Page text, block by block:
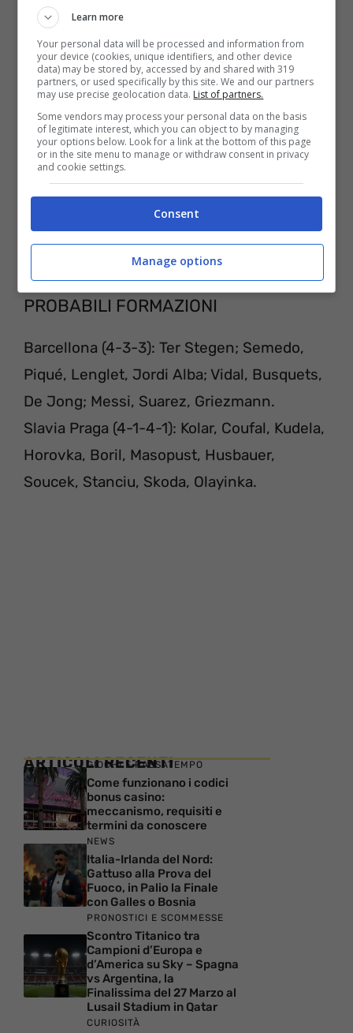
abbonamento.
BARCELLONA-SLAVIA PRAGA
PROBABILI FORMAZIONI
Barcellona (4-3-3): Ter Stegen; Semedo,
Piqué, Lenglet, Jordi Alba; Vidal, Busquets,
De Jong; Messi, Suarez, Griezmann.
Slavia Praga (4-1-4-1): Kolar, Coufal, Kudela,
Horovka, Boril, Masopust, Husbauer,
Soucek, Stanciu, Skoda, Olayinka.
ARTICOLI RECENTI
GIOCHI E PASSATEMPO
Come funzionano i codici
bonus casino:
meccanismo, requisiti e
termini da conoscere
NEWS
Italia-Irlanda del Nord:
Gattuso alla Prova del
Fuoco, in Palio la Finale
con Galles o Bosnia
PRONOSTICI E SCOMMESSE
Scontro Titanico tra
Campioni d’Europa e
d’America su Sky – Spagna
vs Argentina, la
Finalissima del 27 Marzo al
Lusail Stadium in Qatar
CURIOSITÀ
Learn more
Your personal data will be processed and information from
your device (cookies, unique identifiers, and other device
data) may be stored by, accessed by and shared with 319
partners, or used specifically by this site. We and our partners
may use precise geolocation data. List of partners.
Some vendors may process your personal data on the basis
of legitimate interest, which you can object to by managing
your options below. Look for a link at the bottom of this page
or in the site menu to manage or withdraw consent in privacy
and cookie settings.
Consent
Manage options